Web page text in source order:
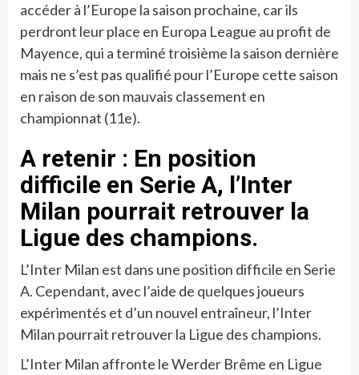
accéder à l’Europe la saison prochaine, car ils
perdront leur place en Europa League au profit de
Mayence, qui a terminé troisième la saison dernière
mais ne s’est pas qualifié pour l’Europe cette saison
en raison de son mauvais classement en
championnat (11e).
A retenir : En position
difficile en Serie A, l’Inter
Milan pourrait retrouver la
Ligue des champions.
L’Inter Milan est dans une position difficile en Serie
A. Cependant, avec l’aide de quelques joueurs
expérimentés et d’un nouvel entraîneur, l’Inter
Milan pourrait retrouver la Ligue des champions.
L’Inter Milan affronte le Werder Brême en Ligue